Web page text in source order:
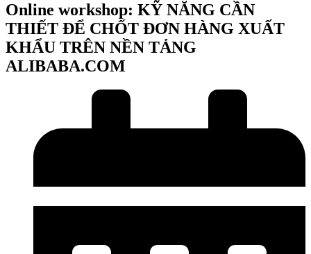
Online workshop: KỸ NĂNG CẦN
THIẾT ĐỂ CHỐT ĐƠN HÀNG XUẤT
KHẨU TRÊN NỀN TẢNG
ALIBABA.COM